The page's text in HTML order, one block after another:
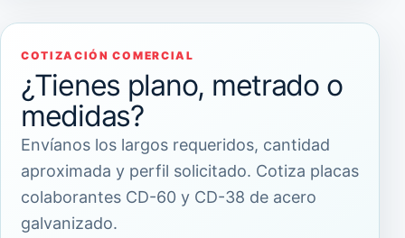
COTIZACIÓN COMERCIAL
¿Tienes plano, metrado o
medidas?
Envíanos los largos requeridos, cantidad
aproximada y perfil solicitado. Cotiza placas
colaborantes CD-60 y CD-38 de acero
galvanizado.